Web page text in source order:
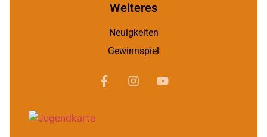
Weiteres
Neuigkeiten
Gewinnspiel